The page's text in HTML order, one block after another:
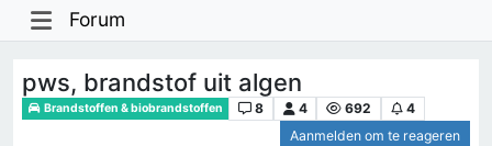
Forum
pws, brandstof uit algen
Brandstoffen & biobrandstoffen 8 4 692
4
Aanmelden om te reageren